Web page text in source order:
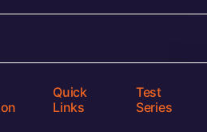
Quick
Links
Test
Series